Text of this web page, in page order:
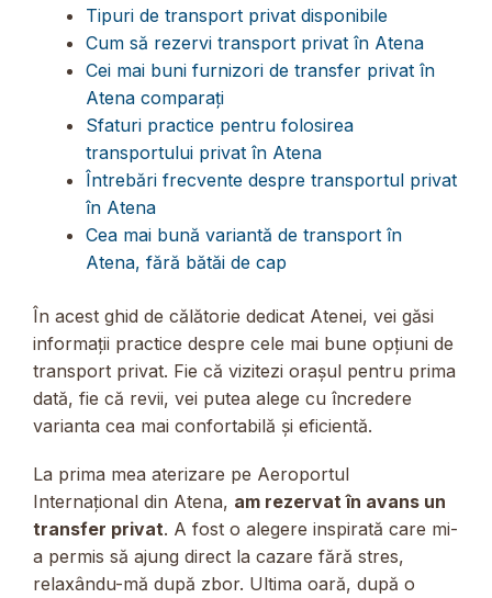
Tipuri de transport privat disponibile
Cum să rezervi transport privat în Atena
Cei mai buni furnizori de transfer privat în
Atena comparați
Sfaturi practice pentru folosirea
transportului privat în Atena
Întrebări frecvente despre transportul privat
în Atena
Cea mai bună variantă de transport în
Atena, fără bătăi de cap
În acest ghid de călătorie dedicat Atenei, vei găsi
informații practice despre cele mai bune opțiuni de
transport privat. Fie că vizitezi orașul pentru prima
dată, fie că revii, vei putea alege cu încredere
varianta cea mai confortabilă și eficientă.
La prima mea aterizare pe Aeroportul
Internațional din Atena, am rezervat în avans un
transfer privat. A fost o alegere inspirată care mi-
a permis să ajung direct la cazare fără stres,
relaxându-mă după zbor. Ultima oară, după o